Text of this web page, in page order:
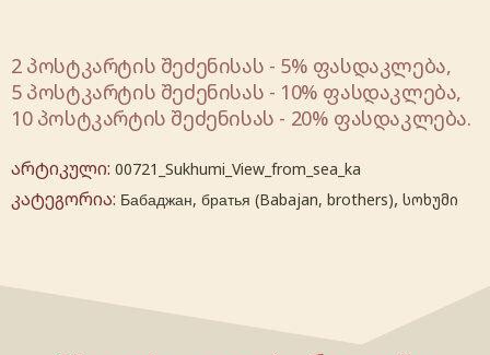
2 პოსტკარტის შეძენისას - 5% ფასდაკლება,
5 პოსტკარტის შეძენისას - 10% ფასდაკლება,
10 პოსტკარტის შეძენისას - 20% ფასდაკლება.
არტიკული: 00721_Sukhumi_View_from_sea_ka
კატეგორია: Бабаджан, братья (Babajan, brothers), სოხუმი